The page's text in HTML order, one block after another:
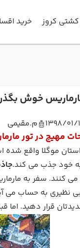
کشتی کروز خرید
خوش
1398/01/ م.مقیمی
مهیج در تور
موگلا واقع شده
خود جذب می کند.
کنند. سفر به
نظیری به حساب می
قرار دهید. اما